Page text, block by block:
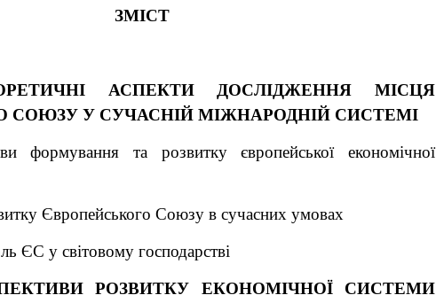
ЗМІСТ
АСПЕКТИ ДОСЛІДЖЕННЯ МІСЦЯ
СОЮЗУ У СУЧАСНІЙ МІЖНАРОДНІЙ СИСТЕМІ
формування та розвитку європейської економічної
Європейського Союзу в сучасних умовах
ЄС у світовому господарстві
РОЗВИТКУ ЕКОНОМІЧНОЇ СИСТЕМИ